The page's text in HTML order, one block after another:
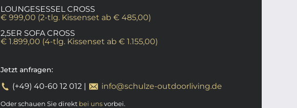
LOUNGESESSEL CROSS
€ 999,00 (2-tlg. Kissenset ab € 485,00)
2,5ER SOFA CROSS
€ 1.899,00 (4-tlg. Kissenset ab € 1.155,00)
Jetzt anfragen:
(+49) 40-60 12 012 | info@schulze-outdoorliving.de
Oder schauen Sie direkt bei unsvorbei.